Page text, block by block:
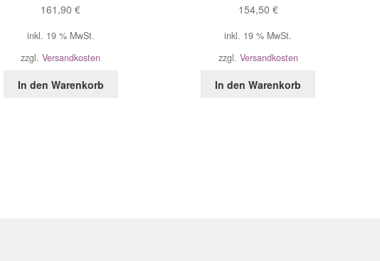
161,90€
inkl. 19 % MwSt.
zzgl.Versandkosten
In den Warenkorb
154,50 €
inkl. 19 % MwSt.
zzgl. Versandkosten
In den Warenkorb